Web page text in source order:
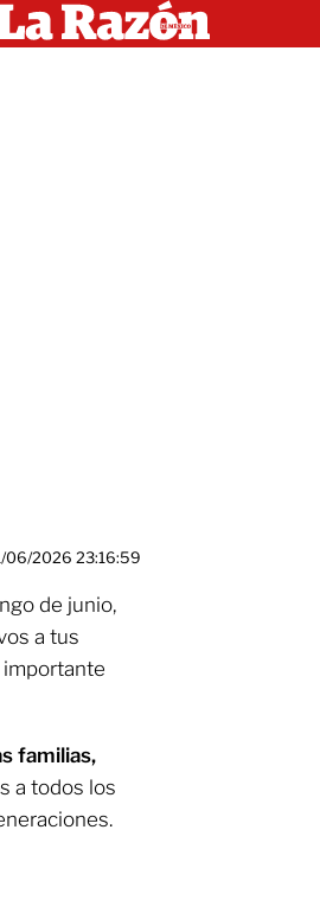
06/2026 23:16:59
de junio,
a tus
importante
familias,
a todos los